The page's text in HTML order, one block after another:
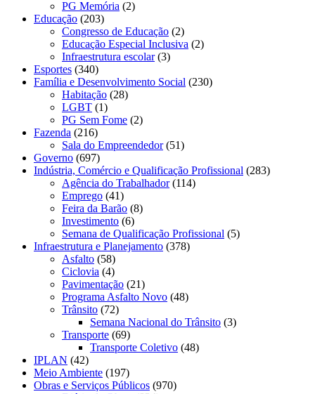
PG Memória (2)
Educação (203)
Congresso de Educação (2)
Educação Especial Inclusiva (2)
Infraestrutura escolar(3)
Esportes (340)
Família e Desenvolvimento Social (230)
Habitação (28)
LGBT (1)
PG Sem Fome (2)
Fazenda (216)
Sala do Empreendedor(51)
Governo (697)
Indústria, Comércio e Qualificação Profissional (283)
Agência do Trabalhador(114)
Emprego (41)
Feira da Barão (8)
Investimento (6)
Semana de Qualificação Profissional (5)
Infraestrutura e Planejamento (378)
Asfalto (58)
Ciclovia (4)
Pavimentação (21)
Programa Asfalto Novo (48)
Trânsito (72)
Semana Nacional do Trânsito (3)
Transporte (69)
Transporte Coletivo (48)
IPLAN (42)
Meio Ambiente (197)
Obras e Serviços Públicos (970)